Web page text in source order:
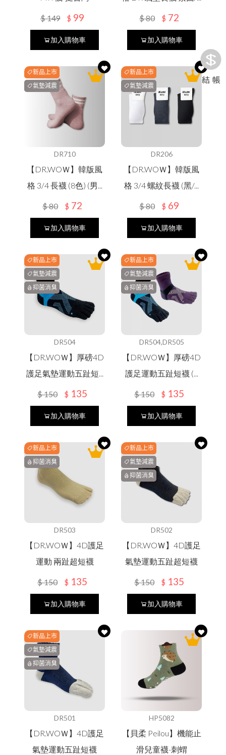
$149 $ 99
加入購物車
$80 $ 72
加入購物車
新品上市
氣墊減震
DR710
【DR.WOＷ】韓版風
格 3/4 長襪 (8色) (男...
$80 $ 72
加入購物車
新品上市
氣墊減震
DR206
【DR.WOＷ】韓版風
格 3/4 螺紋長襪 (黑/...
$80 $ 69
加入購物車
新品上市
氣墊減震
抑菌消臭
DR504
【DR.WOＷ】厚磅4D
護足氣墊運動五趾短...
$150 $ 135
加入購物車
新品上市
氣墊減震
抑菌消臭
DR504,DR505
【DR.WOＷ】厚磅4D
護足運動五趾短襪 (...
$150 $ 135
加入購物車
新品上市
抑菌消臭
DR503
【DR.WOＷ】4D護足
運動 兩趾超短襪
$150 $ 135
加入購物車
新品上市
氣墊減震
抑菌消臭
DR502
【DR.WOＷ】4D護足
氣墊運動五趾超短襪
$150 $ 135
加入購物車
新品上市
氣墊減震
抑菌消臭
DR501
【DR.WOＷ】4D護足
氣墊運動五趾短襪
HP5082
【貝柔 Peilou】機能止
滑兒童襪-刺蝟